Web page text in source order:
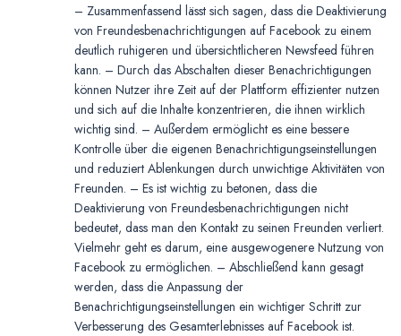
– Zusammenfassend lässt sich sagen, dass die Deaktivierung
von Freundesbenachrichtigungen auf Facebook zu einem
deutlich ruhigeren und übersichtlicheren Newsfeed führen
kann. – Durch das Abschalten dieser Benachrichtigungen
können Nutzer ihre Zeit auf der Plattform effizienter nutzen
und sich auf die Inhalte konzentrieren, die ihnen wirklich
wichtig sind. – Außerdem ermöglicht es eine bessere
Kontrolle über die eigenen Benachrichtigungseinstellungen
und reduziert Ablenkungen durch unwichtige Aktivitäten von
Freunden. – Es ist wichtig zu betonen, dass die
Deaktivierung von Freundesbenachrichtigungen nicht
bedeutet, dass man den Kontakt zu seinen Freunden verliert.
Vielmehr geht es darum, eine ausgewogenere Nutzung von
Facebook zu ermöglichen. – Abschließend kann gesagt
werden, dass die Anpassung der
Benachrichtigungseinstellungen ein wichtiger Schritt zur
Verbesserung des Gesamterlebnisses auf Facebook ist.